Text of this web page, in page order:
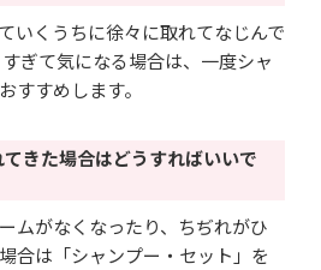
いくうちに徐々に取れてなじんで
ぎて気になる場合は、一度シャ
すすめします。
きた場合はどうすればいいで
ムがなくなったり、ちぢれがひ
合は「シャンプー・セット」を